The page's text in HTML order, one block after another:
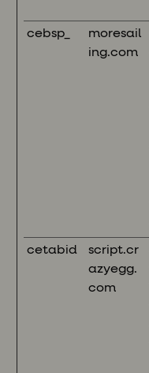
cebsp_
moresail
ing.com
cetabid
script.cr
azyegg.
com